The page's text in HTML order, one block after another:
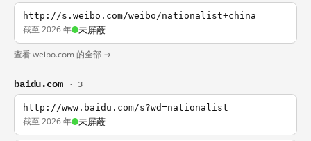
http://s.weibo.com/weibo/nationalist+china
截至 2026 年 未屏蔽
查看 weibo.com 的全部 →
baidu.com · 3
http://www.baidu.com/s?wd=nationalist
截至 2026 年 未屏蔽